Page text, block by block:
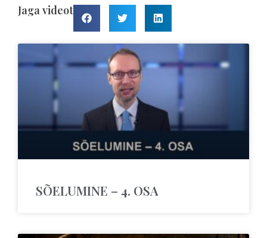
Jaga videot
SÕELUMINE – 4. OSA